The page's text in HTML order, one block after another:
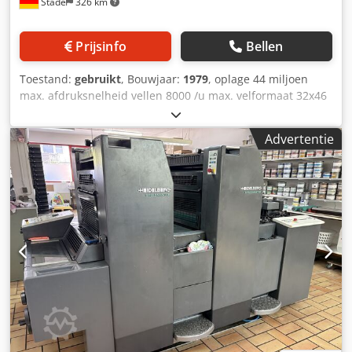
kunnen zonder allemaal tekortkomingen , dat is beloofd !
geharde en geslepen tandwielen, cilinders draaien in
klasse P5 voorgespannen conische wentellagers (sets van
(35x50 cm) in conventionele standaard uitvoering (geen
autoplate en/of cocking) wel alcohol vochtfilm vochtwerk
met grote rollen volgens SM52 opbouw, drukt zeer mooi
Afkomstig van 1e eigenaar die de machine niet goed
bijgehouden heeft (optisch); er is een uitgebreide
onderhoudshistorie bij door de importeur uitgevoerd. De
laatste tellerstand in de historie is 11,6 Mln uit 2003. Door
ziekte en uitbesteden heeft de vorige eigenaar, een
drukwerkmakelaar, sinds die tijd de machine nog amper
gebruikt. PASSE: We gaan de machine nog checken op de
huidige tellerstand en zorgen voor een correcte en
deugdelijke werking. C)2 droogijs reiniging wordt nog
overwogen alsook het revideren van de gehele machine,
omdat de mechanische staat uitzonderlijk goed is. Dit is
echter kosten verhogend dus de machine wordt nu
aangeboden voor de goodkoopste optie, dat is äs it is",
Prijsinfo Bellen
Toestand: gebruikt, Bouwjaar: 1979, oplage 44 miljoen
max. afdruksnelheid vellen 8000 /u max. velformaat 32x46
cm Csdpfevvx Awjx Aniorf nummering apparaat omvat
Advertentie